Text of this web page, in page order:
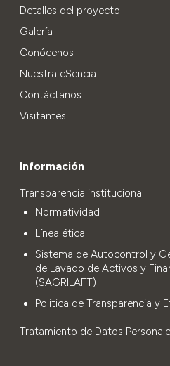
Detalles del proyecto
Galería
Conócenos
Nuestra eSencia
Contáctanos
Visitantes
Información
Transparencia institucional
Normatividad
Línea ética
Sistema de Autocontrol y
de Lavado de Activos y
(SAGRILAFT)
Politica de Transparencia y
Tratamiento de Datos